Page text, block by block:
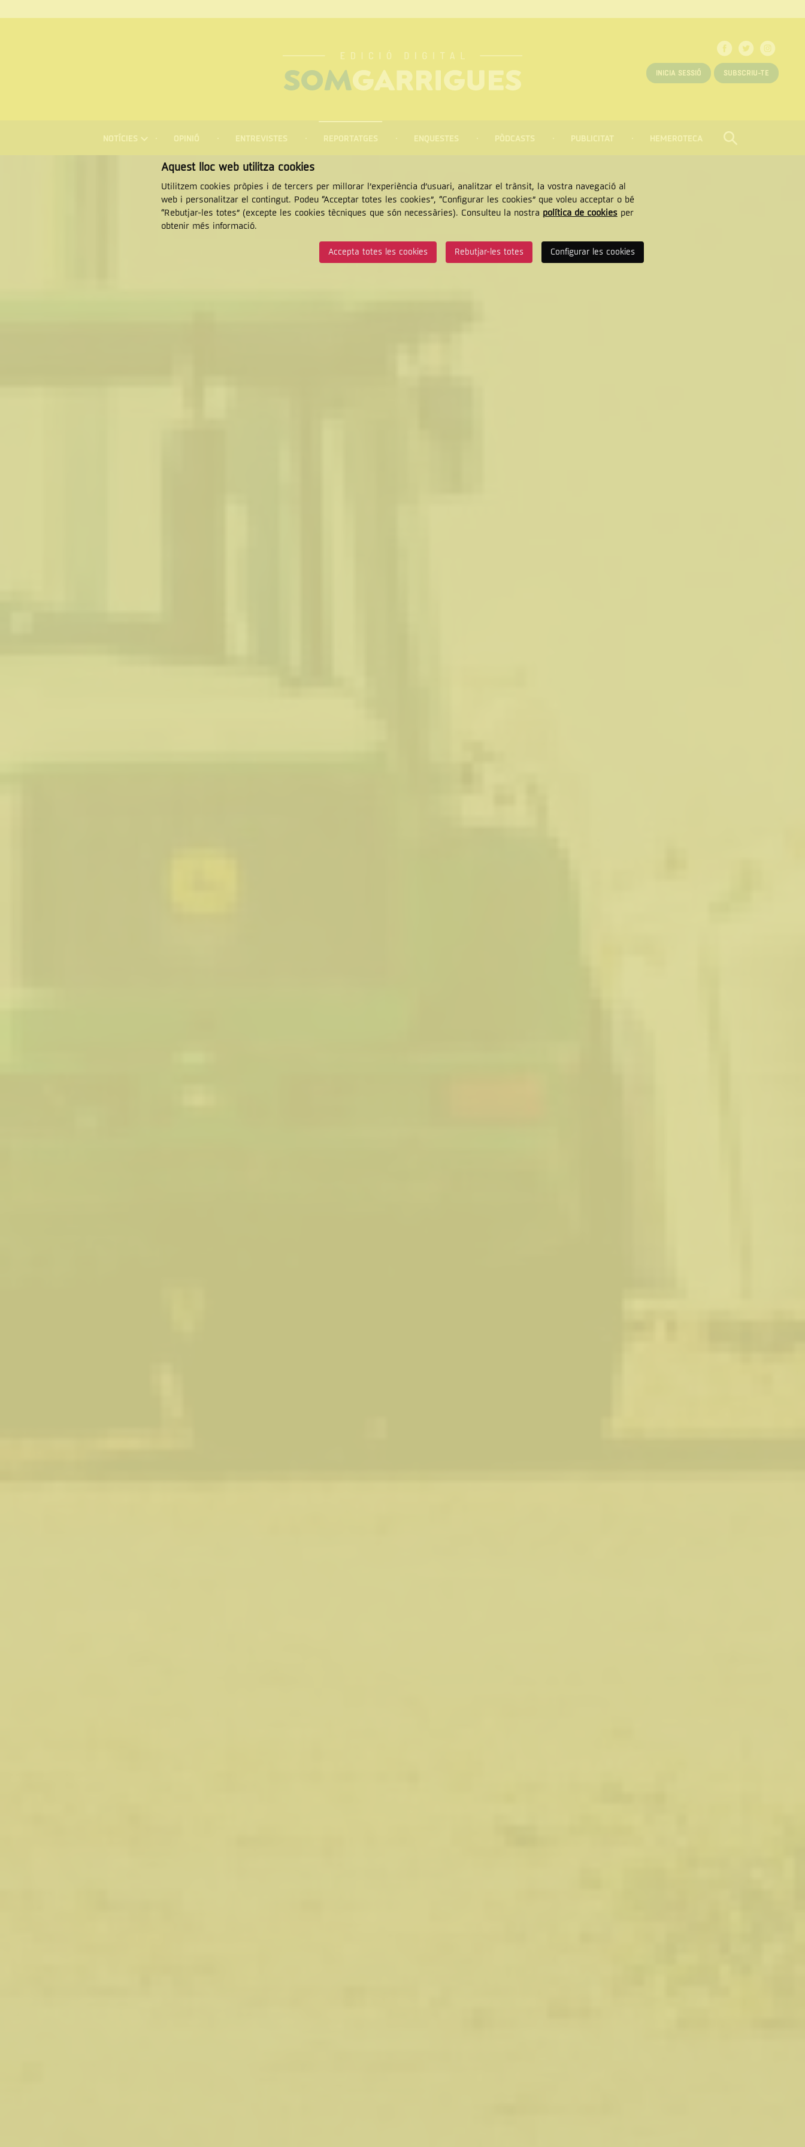
INICIA SESSIÓ SUBSCRIU-TE
NOTÍCIES OPINIÓ ENTREVISTES REPORTATGES ENQUESTES PÒDCASTS PUBLICITAT HEMEROTECA CERCAR
Aquest lloc web utilitza cookies
Utilitzem cookies pròpies i de tercers per millorar l’experiència d’usuari, analitzar el trànsit, la vostra navegació al
web i personalitzar el contingut. Podeu “Acceptar totes les cookies”, “Configurar les cookies” que voleu acceptar o bé
“Rebutjar-les totes” (excepte les cookies tècniques que són necessàries). Consulteu la nostra política de cookiesper
obtenir més informació.
Accepta totes les cookies Rebutjar-les totes Configurar les cookies